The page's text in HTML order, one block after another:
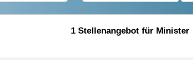
1 Stellenangebot für Minister